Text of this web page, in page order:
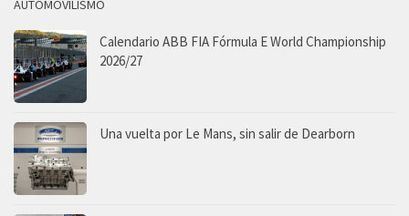
AUTOMOVILISMO
Calendario ABB FIA Fórmula E World Championship
2026/27
Una vuelta por Le Mans, sin salir de Dearborn